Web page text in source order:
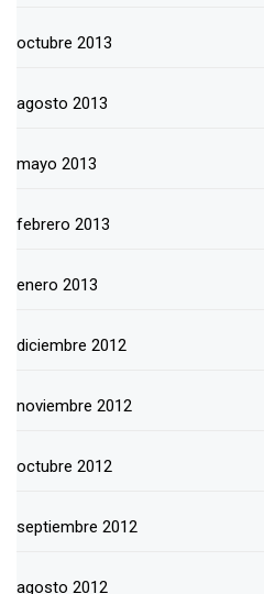
octubre 2013
agosto 2013
mayo 2013
febrero 2013
enero 2013
diciembre 2012
noviembre 2012
octubre 2012
septiembre 2012
agosto 2012